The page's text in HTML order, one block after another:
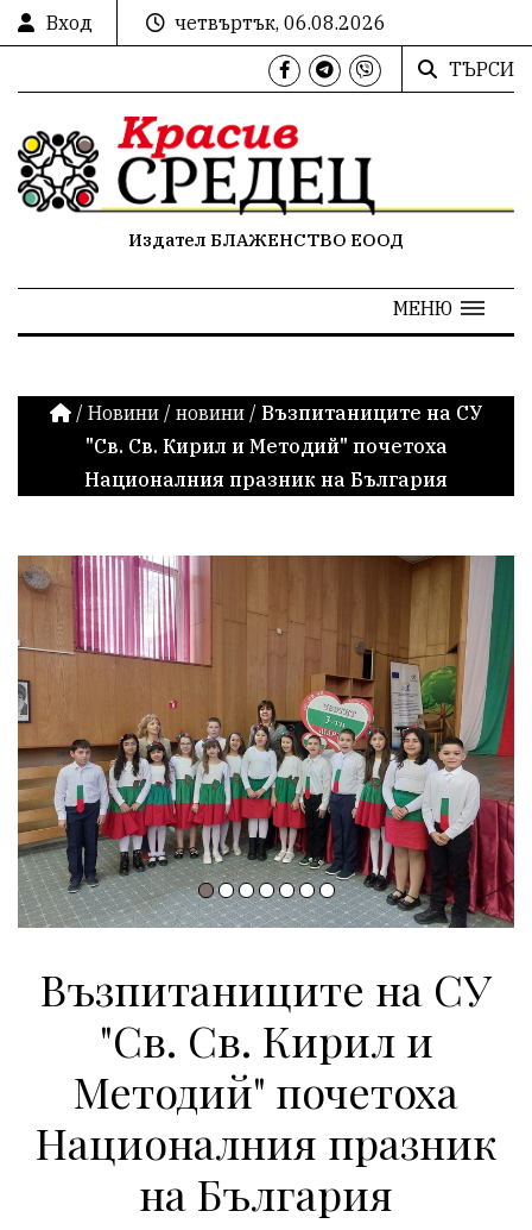
Вход
четвъртък, 06.08.2026
ТЪРСИ
Издател БЛАЖЕНСТВО ЕООД
МЕНЮ
/ Новини / новини / Възпитаниците на СУ
"Св. Св. Кирил и Методий" почетоха
Националния празник на България
Възпитаниците на СУ
"Св. Св. Кирил и
Методий" почетоха
Националния празник
на България